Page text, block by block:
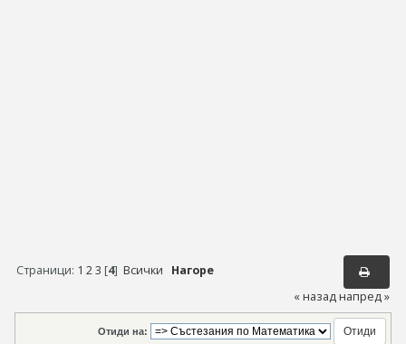
Страници: 1 2 3 [4] Всички
Нагоре
« назад напред »
Отиди на: